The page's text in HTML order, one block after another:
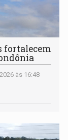
fortalecem
às 16:48